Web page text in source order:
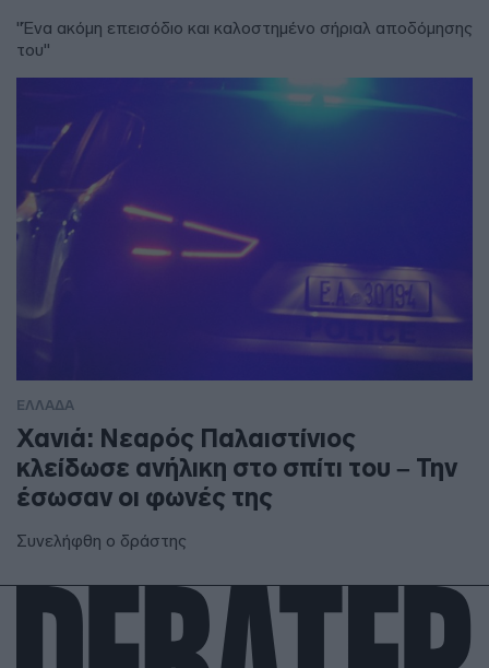
"Ένα ακόμη επεισόδιο και καλοστημένο σήριαλ αποδόμησης
του"
ΕΛΛΑΔΑ
Χανιά: Νεαρός Παλαιστίνιος
κλείδωσε ανήλικη στο σπίτι του – Την
έσωσαν οι φωνές της
Συνελήφθη ο δράστης